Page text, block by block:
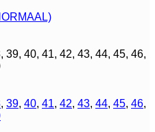
39, 40, 41, 42, 43, 44, 45, 46,
, 39, 40, 41, 42, 43, 44, 45, 46,